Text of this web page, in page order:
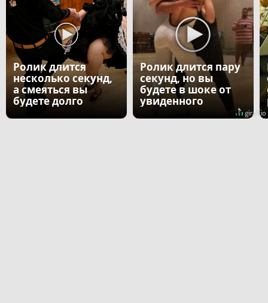
Ролик длится
несколько секунд,
а смеяться вы
будете долго
Ролик длится пару
секунд, но вы
будете в шоке от
увиденного